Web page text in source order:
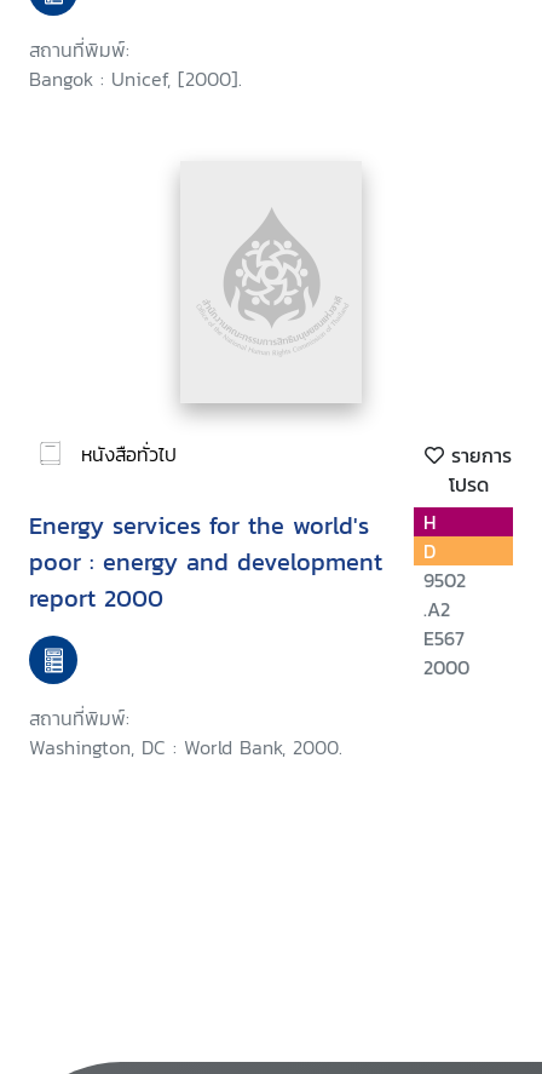
สถานที่พิมพ์:
Bangok : Unicef, [2000].
หนังสือทั่วไป
รายการ
โปรด
Energy services for the world's
poor : energy and development
report 2000
สถานที่พิมพ์:
Washington, DC : World Bank, 2000.
H
D
9502
.A2
E567
2000